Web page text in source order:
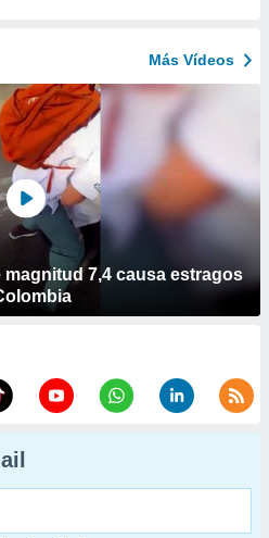
Más Vídeos
7,4 causa estragos